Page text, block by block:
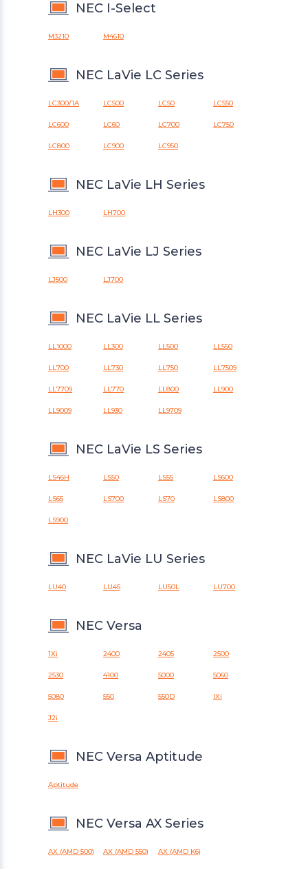
NEC I-Select
M3210 M4610
NEC LaVie LC Series
LC300/1A LC500 LC50 LC550
LC600 LC60 LC700 LC750
LC800 LC900 LC950
NEC LaVie LH Series
LH300 LH700
NEC LaVie LJ Series
LJ500 LJ700
NEC LaVie LL Series
LL1000 LL300 LL500 LL550
LL700 LL730 LL750 LL7509
LL7709 LL770 LL800 LL900
LL9009 LL930 LL9709
NEC LaVie LS Series
LS46H LS50 LS55 LS600
LS65 LS700 LS70 LS800
LS900
NEC LaVie LU Series
LU40 LU45 LU50L LU700
NEC Versa
1Xi 2400 2405 2500
2530 4100 5000 5060
5080 550 550D IXi
J2i
NEC Versa Aptitude
Aptitude
NEC Versa AX Series
AX (AMD 500) AX (AMD 550) AX (AMD K6)